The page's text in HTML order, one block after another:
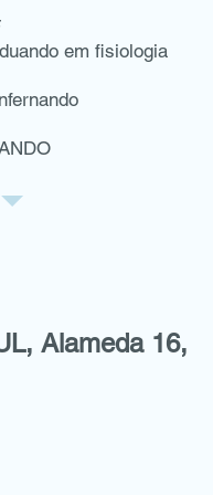
em fisiologia
Alameda 16,